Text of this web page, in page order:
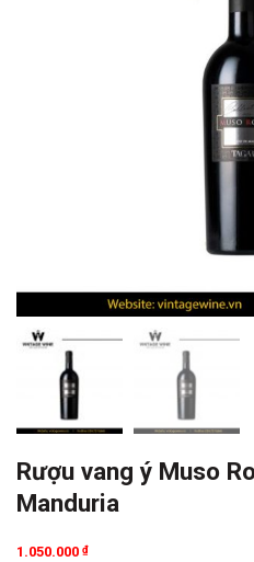
Rượu vang ý Muso
Manduria
1.050.000 ₫